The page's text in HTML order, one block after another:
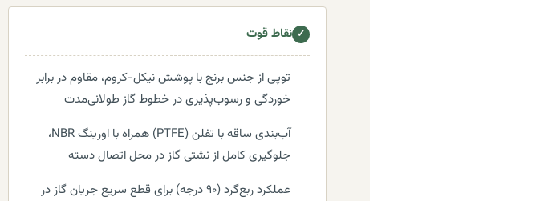
✓ نقاط قوت
توپی از جنس برنج با پوشش نیکل-کروم، مقاوم در برابر
خوردگی و رسوب‌پذیری در خطوط گاز طولانی‌مدت
آب‌بندی ساقه با تفلن (PTFE) همراه با اورینگ NBR،
جلوگیری کامل از نشتی گاز در محل اتصال دسته
عملکرد ربع‌گرد (۹۰ درجه) برای قطع سریع جریان گاز در